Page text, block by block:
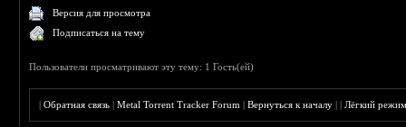
Версия для просмотра
Подписаться на тему
Пользователи просматривают эту тему: 1 Гость(ей)
|Обратная связь |Metal Torrent Tracker Forum |Вернуться к началу ||Лёгкий